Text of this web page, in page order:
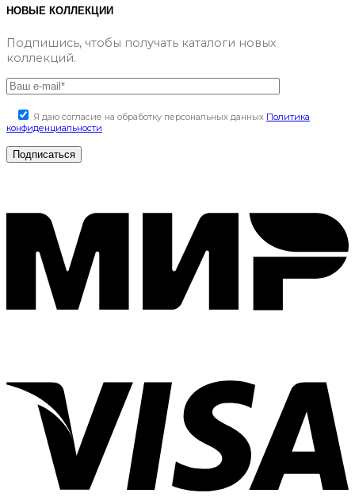
НОВЫЕ КОЛЛЕКЦИИ
Подпишись, чтобы получать каталоги новых
коллекций.
Я даю согласие на обработку персональных данных Политика
конфиденциальности